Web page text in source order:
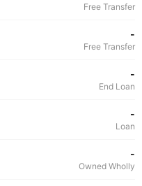
Free Transfer
-
Free Transfer
-
End Loan
-
Loan
-
Owned Wholly